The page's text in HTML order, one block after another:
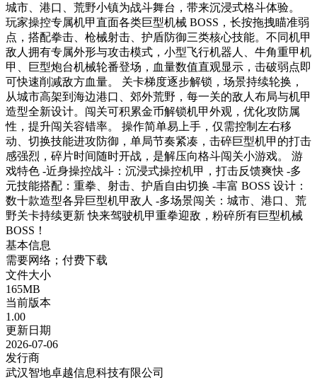
城市、港口、荒野小镇为战斗舞台，带来沉浸式格斗体验。
玩家操控专属机甲直面各类巨型机械 BOSS，长按拖拽瞄准弱
点，搭配拳击、枪械射击、护盾防御三类核心技能。不同机甲
敌人拥有专属外形与攻击模式，小型飞行机器人、牛角重甲机
甲、巨型炮台机械轮番登场，血量数值直观显示，击破弱点即
可快速削减敌方血量。 关卡梯度逐步解锁，场景持续轮换，
从城市高架到海边港口、郊外荒野，每一关的敌人布局与机甲
造型全新设计。闯关可积累金币解锁机甲外观，优化攻防属
性，提升闯关容错率。 操作简单易上手，仅需控制左右移
动、切换技能进攻防御，单局节奏紧凑，击碎巨型机甲的打击
感强烈，碎片时间随时开战，是解压向格斗闯关小游戏。 游
戏特色 -近身操控战斗：沉浸式操控机甲，打击反馈爽快 -多
元技能搭配：重拳、射击、护盾自由切换 -丰富 BOSS 设计：
数十款造型各异巨型机甲敌人 -多场景闯关：城市、港口、荒
野关卡持续更新 快来驾驶机甲重拳迎敌，粉碎所有巨型机械
BOSS！
基本信息
需要网络；付费下载
文件大小
165MB
当前版本
1.00
更新日期
2026-07-06
发行商
武汉智地卓越信息科技有限公司